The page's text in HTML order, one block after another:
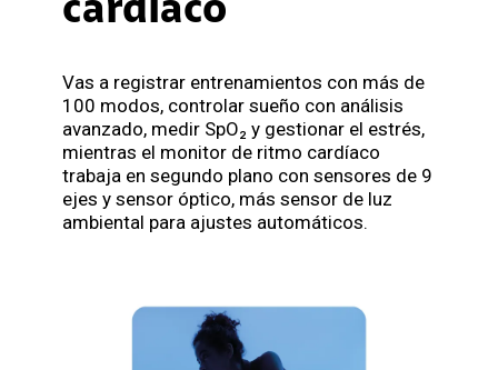
cardíaco
Vas a registrar entrenamientos con más de
100 modos, controlar sueño con análisis
avanzado, medir SpO₂ y gestionar el estrés,
mientras el monitor de ritmo cardíaco
trabaja en segundo plano con sensores de 9
ejes y sensor óptico, más sensor de luz
ambiental para ajustes automáticos.